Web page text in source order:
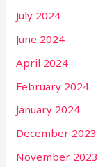
July 2024
June 2024
April 2024
February 2024
January 2024
December 2023
November 2023